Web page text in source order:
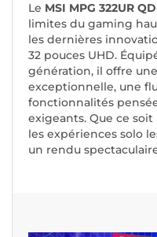
Le MSI MPG 322UR
limites du gaming
les dernières
32 pouces UHD.
génération, il offre
exceptionnelle, une
fonctionnalités
exigeants. Que ce
les expériences solo
un rendu